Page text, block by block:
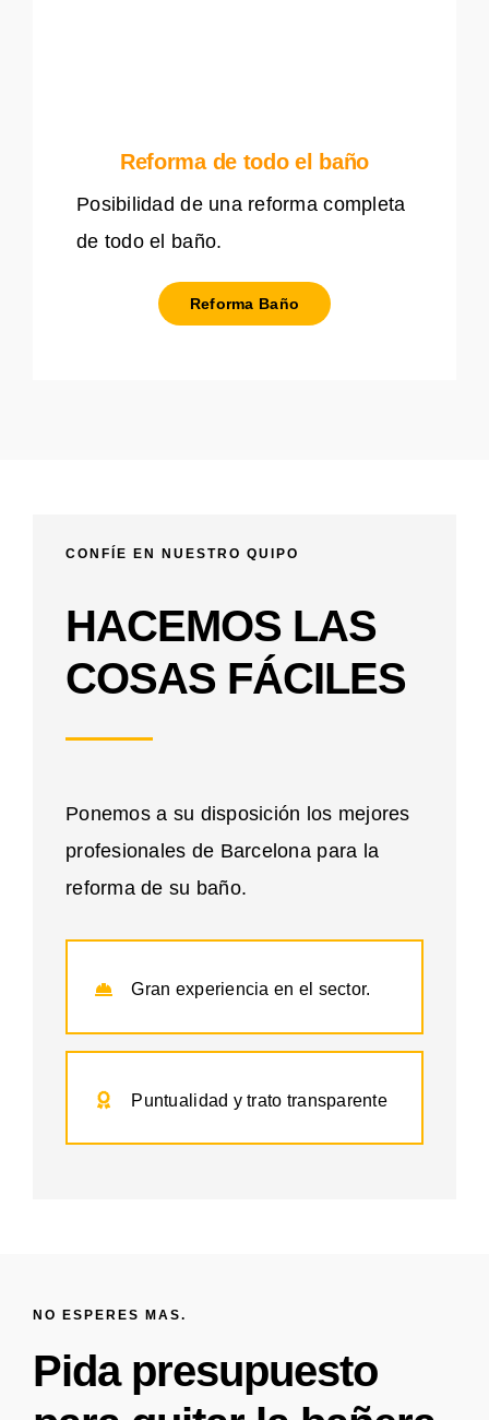
Reforma de todo el baño
Posibilidad de una reforma completa
de todo el baño.
Reforma Baño
CONFÍE EN NUESTRO QUIPO
HACEMOS LAS
COSAS FÁCILES
Ponemos a su disposición los mejores
profesionales de Barcelona para la
reforma de su baño.
Gran experiencia en el sector.
Puntualidad y trato transparente
NO ESPERES MAS.
Pida presupuesto